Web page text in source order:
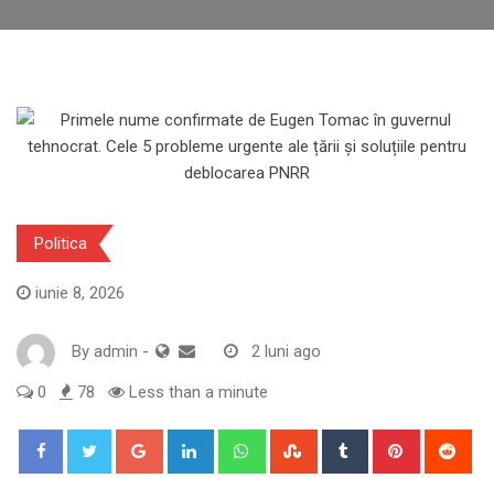
Politica
iunie 8, 2026
By admin - 2 luni ago
0 78 Less than a minute
Google+ LinkedIn WhatsappStumbleUpon
Tumblr Pinterest